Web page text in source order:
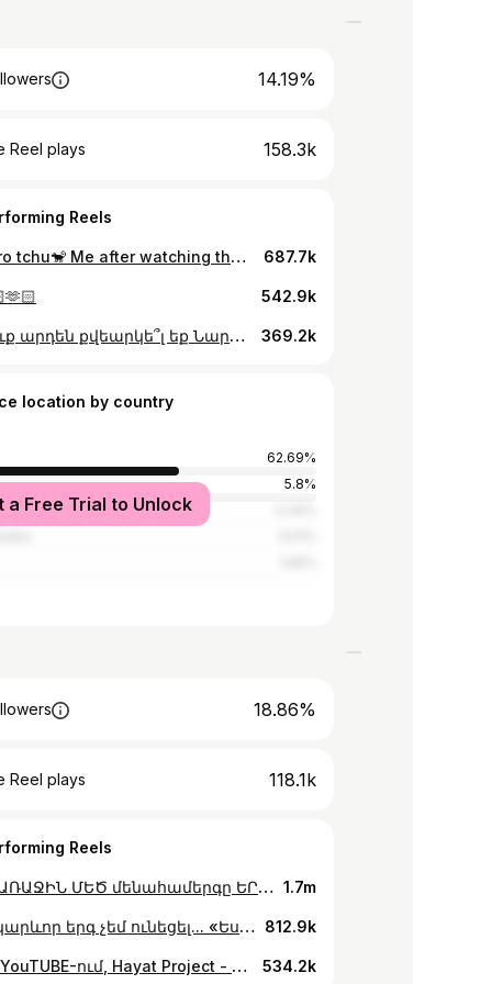
14.19%
Reel plays 158.3k
Reels
Eu quero tchu🐒 Me after watching the EURO 2024😩 #football #euro2024 #lamineyamal #spain 687.7k
542.9k
Իսկ դուք արդեն քվեարկե՞լ եք Նարեի օգտին։ 📲 🇦🇲 Նարեն ցույց է տալիս, թե ինչպես կարող եք քվեարկել Հայաստանի օգտին «Մանկական եվրատեսիլ 2022» մրցույթում։ ❗️ Ուշադրություն․ քվեարկությունը կդադարի 18։59-ին և կվերսկսվի բոլոր մասնակիցների ելույթներից հետո։ ——— Nare explains how to vote for Armenia in Junior Eurovision 2022 Song Contest! 🤩 369.2k
location by country
62.69%
5.8%
a Free Trial to Unlock
18.86%
Reel plays 118.1k
Reels
😍Մեր ԱՌԱՋԻՆ ՄԵԾ մենահամերգը ԵՐԵՎԱՆՈՒՄ 📌Հունիսի 1📌Ժ.19:00 📍Կ.Դեմիրճյանի անվ. Մարզահամերգային համալիրի ՄԵԾ դահլիճ: ⚠️Տոմսերն առցանց: tomsarkgh.am ☎️Տոմսերի համար: +374 60 276 000 #hayatproject #lianavanoyan #yerevan 1.7m
Ավելի կարևոր երգ չեմ ունեցել... «Ես քո Արցախն եմ, դու իմ Հայաստանը»❤️❤️❤️ #artsakh #armenia 812.9k
Արդեն YouTUBE-ում, Hayat Project - Verjin Zang❤️❤️❤️ #verjinzang #hayatproject 534.2k